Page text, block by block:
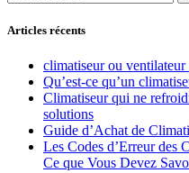
Articles récents
climatiseur ou ventilateur
Qu’est-ce qu’un
Climatiseur qui ne
solutions
Guide d’Achat de
Les Codes d’Erreur des
Ce que Vous Devez